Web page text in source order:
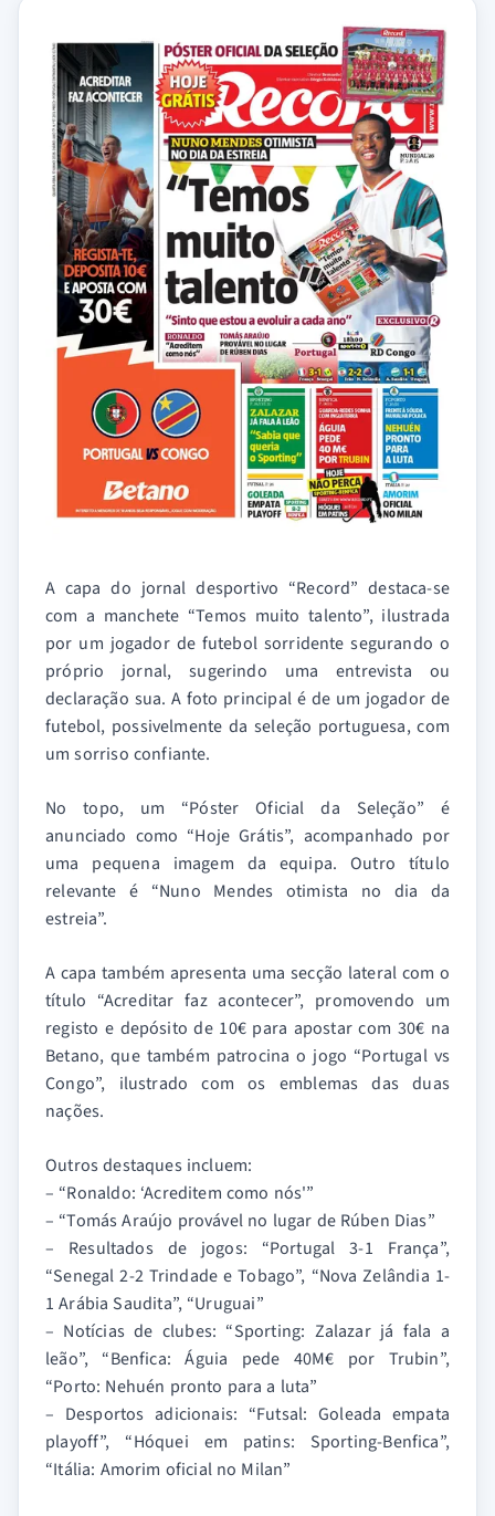
A capa do jornal desportivo “Record” destaca-se
com a manchete “Temos muito talento”, ilustrada
por um jogador de futebol sorridente segurando o
próprio jornal, sugerindo uma entrevista ou
declaração sua. A foto principal é de um jogador de
futebol, possivelmente da seleção portuguesa, com
um sorriso confiante.
No topo, um “Póster Oficial da Seleção” é
anunciado como “Hoje Grátis”, acompanhado por
uma pequena imagem da equipa. Outro título
relevante é “Nuno Mendes otimista no dia da
estreia”.
A capa também apresenta uma secção lateral com o
título “Acreditar faz acontecer”, promovendo um
registo e depósito de 10€ para apostar com 30€ na
Betano, que também patrocina o jogo “Portugal vs
Congo”, ilustrado com os emblemas das duas
nações.
Outros destaques incluem:
– “Ronaldo: ‘Acreditem como nós'”
– “Tomás Araújo provável no lugar de Rúben Dias”
– Resultados de jogos: “Portugal 3-1 França”,
“Senegal 2-2 Trindade e Tobago”, “Nova Zelândia 1-
1 Arábia Saudita”, “Uruguai”
– Notícias de clubes: “Sporting: Zalazar já fala a
leão”, “Benfica: Águia pede 40M€ por Trubin”,
“Porto: Nehuén pronto para a luta”
– Desportos adicionais: “Futsal: Goleada empata
playoff”, “Hóquei em patins: Sporting-Benfica”,
“Itália: Amorim oficial no Milan”